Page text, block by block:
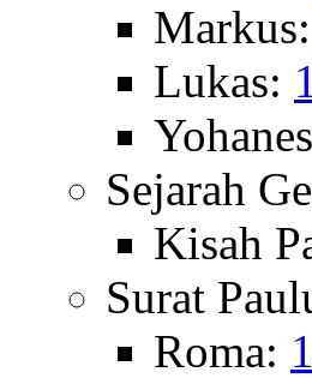
Markus:
Lukas:
Sejarah
Kisah
Surat
Roma: